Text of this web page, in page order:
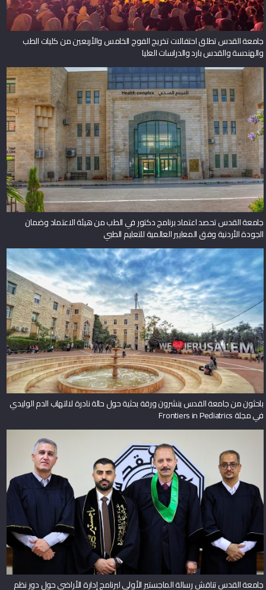
جامعة القدس تطلق احتفالات تخريج الفوج الخامس والأربعين من كليات الطب
والهندسة والقدس بارد والدراسات العليا
جامعة القدس تحصد اعتماد برنامج دكتور في الطب من هيئة الاعتماد وضمان
الجودة الأردنية وفق المعايير العالمية للتعليم الطبي
باحثون من جامعة القدس ينشرون ورقة بحثية حول حالة نادرة لالتهاب الدم الوليدي
في مجلة Frontiers in Pediatrics
جامعة القدس تناقش رسالة الماجستير الأولى لبرنامج إدارة الأراضي حول دور نظم